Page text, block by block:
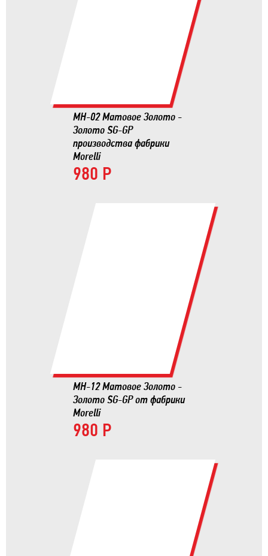
MH-02 Матовое Золото -
Золото SG-GP
производства фабрики
Morelli
980 Р
MH-12 Матовое Золото -
Золото SG-GP от фабрики
Morelli
980 Р